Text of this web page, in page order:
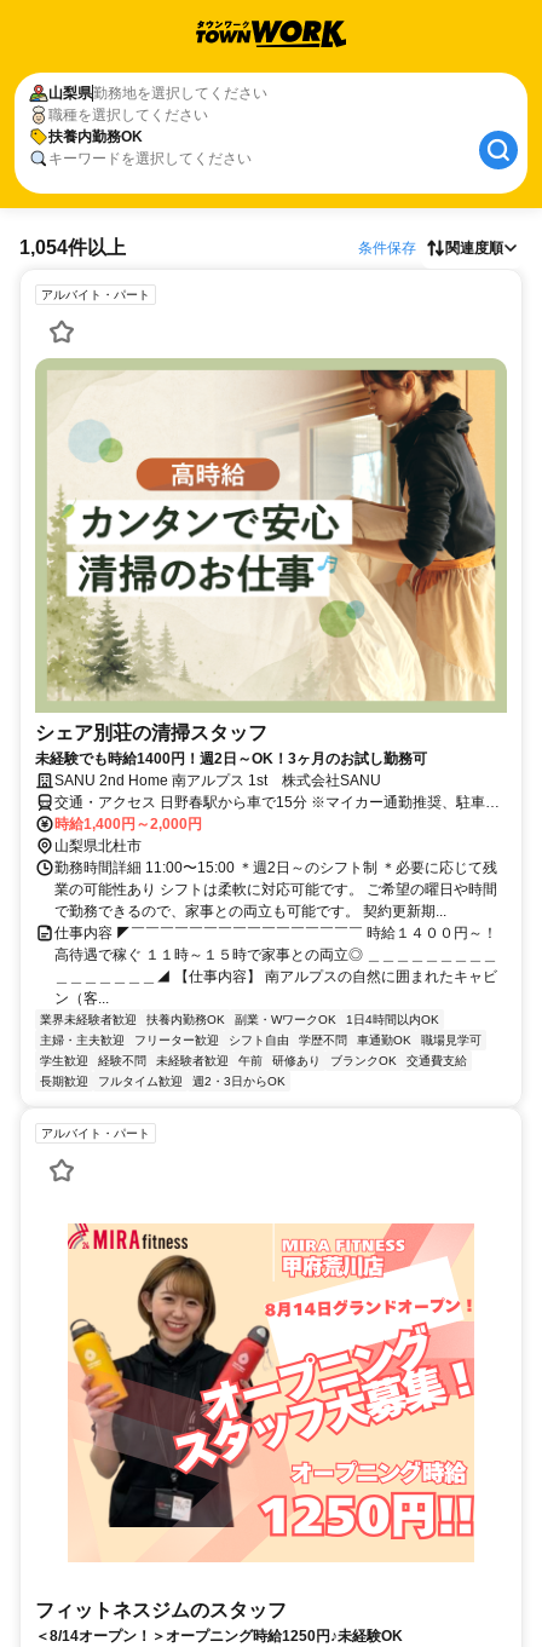
山梨県勤務地を選択してください
職種を選択してください
扶養内勤務OK
キーワードを選択してください
1,054件以上 条件保存 関連度順
アルバイト・パート
シェア別荘の清掃スタッフ
未経験でも時給1400円！週2日～OK！3ヶ月のお試し勤務可
SANU 2nd Home 南アルプス 1st 株式会社SANU
交通・アクセス 日野春駅から車で15分 ※マイカー通勤推奨、駐車場
完備／交通費支給！
時給1,400円～2,000円
山梨県北杜市
勤務時間詳細 11:00〜15:00 ＊週︎2日～のシフト制 ＊必要に応じて残
業の可能性あり シフトは柔軟に対応可能です。 ご希望の曜日や時間
で勤務できるので、家事との両立も可能です。 契約更新期...
仕事内容 ◤￣￣￣￣￣￣￣￣￣￣￣￣￣￣￣￣ 時給１４００円～！
高待遇で稼ぐ １１時～１５時で家事との両立◎ ＿＿＿＿＿＿＿＿＿
＿＿＿＿＿＿＿◢ 【仕事内容】 南アルプスの自然に囲まれたキャビ
ン（客...
業界未経験者歓迎 扶養内勤務OK 副業・WワークOK
1日4時間以内OK
主婦・主夫歓迎
フリーター歓迎 シフト自由 学歴不問 車通勤OK
職場見学可
学生歓迎
経験不問 未経験者歓迎 午前 研修あり ブランクOK
交通費支給
長期歓迎
フルタイム歓迎 週2・3日からOK
アルバイト・パート
フィットネスジムのスタッフ
＜8/14オープン！＞オープニング時給1250円♪未経験OK